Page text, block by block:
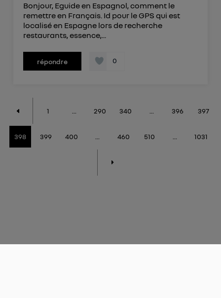
Bonjour, Eguide en Espagnol, comment le
remettre en Français. Id pour le GPS qui est
localisé en Espagne lors de recherche
restaurants, essence,...
répondre 0
1 290 340 396 397
398 399 400 460 510 1031